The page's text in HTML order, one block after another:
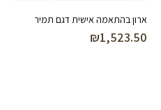
ארון בהתאמה אישית דגם תמיר
₪1,523.50